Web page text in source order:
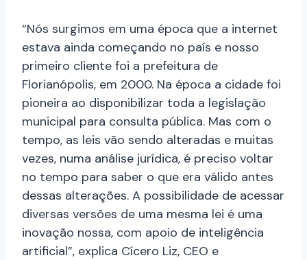
“Nós surgimos em uma época que a internet
estava ainda começando no país e nosso
primeiro cliente foi a prefeitura de
Florianópolis, em 2000. Na época a cidade foi
pioneira ao disponibilizar toda a legislação
municipal para consulta pública. Mas com o
tempo, as leis vão sendo alteradas e muitas
vezes, numa análise jurídica, é preciso voltar
no tempo para saber o que era válido antes
dessas alterações. A possibilidade de acessar
diversas versões de uma mesma lei é uma
inovação nossa, com apoio de inteligência
artificial”, explica Cícero Liz, CEO e